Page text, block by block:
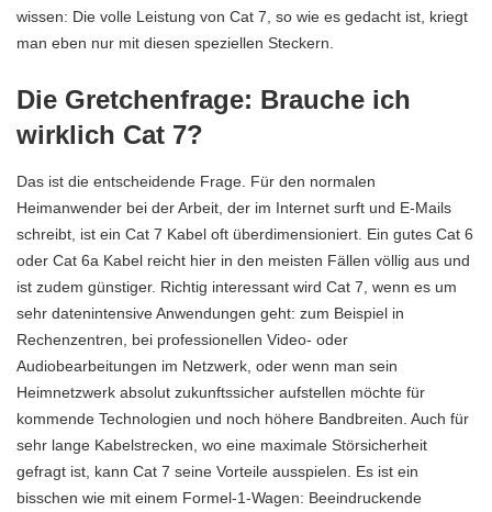
wissen: Die volle Leistung von Cat 7, so wie es gedacht ist, kriegt
man eben nur mit diesen speziellen Steckern.
Die Gretchenfrage: Brauche ich
wirklich Cat 7?
Das ist die entscheidende Frage. Für den normalen
Heimanwender bei derArbeit , der im Internet surft und E-Mails
schreibt, ist ein Cat 7 Kabel oft überdimensioniert. Ein gutes Cat 6
oder Cat 6a Kabel reicht hier in den meisten Fällen völlig aus und
ist zudem günstiger. Richtig interessant wird Cat 7, wenn es um
sehr datenintensive Anwendungen geht: zum Beispiel in
Rechenzentren, bei professionellen Video- oder
Audiobearbeitungen im Netzwerk, oder wenn man sein
Heimnetzwerk absolut zukunftssicher aufstellen möchte für
kommende Technologien und noch höhere Bandbreiten. Auch für
sehr lange Kabelstrecken, wo eine maximale Störsicherheit
gefragt ist, kann Cat 7 seine Vorteile ausspielen. Es ist ein
bisschen wie mit einem Formel-1-Wagen: Beeindruckende